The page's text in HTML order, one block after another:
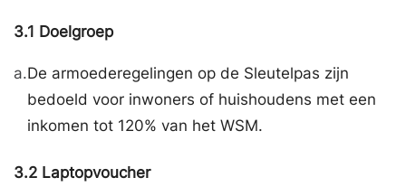
3.1 Doelgroep
a.De armoederegelingen op de Sleutelpas zijn
bedoeld voor inwoners of huishoudens met een
inkomen tot 120% van het WSM.
3.2 Laptopvoucher